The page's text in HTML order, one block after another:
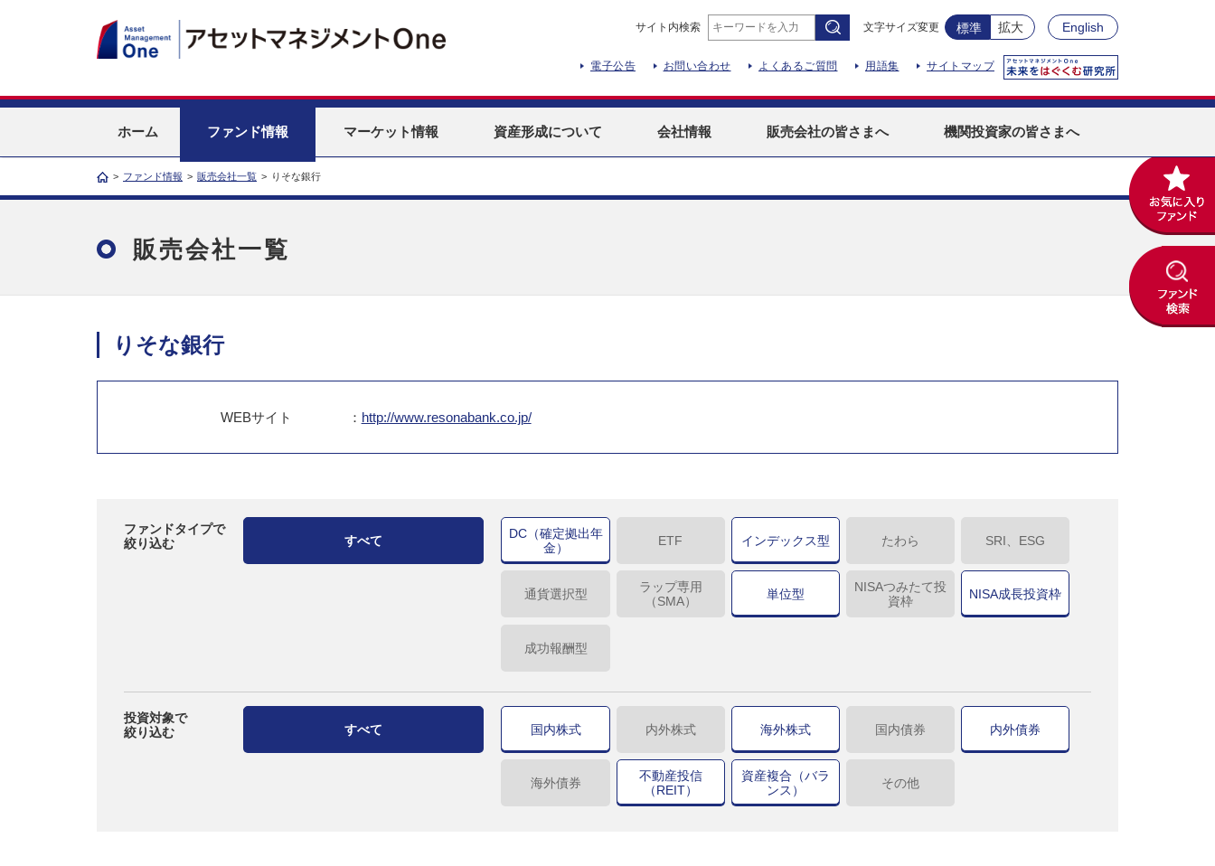
サイト内検索 文字サイズ変更 標準 拡大 English
電子公告 お問い合わせ よくあるご質問 用語集 サイトマップ
ホーム ファンド情報 マーケット情報 資産形成について 会社情報 販売会社の皆さまへ 機関投資家の皆さまへ
> ファンド情報 > 販売会社一覧 > りそな銀行
販売会社一覧
りそな銀行
WEBサイト ： http://www.resonabank.co.jp/
ファンドタイプで
絞り込む
すべて
DC（確定拠出年
金）
ETF インデックス型 たわら SRI、ESG
通貨選択型
ラップ専用
（SMA）
単位型
NISAつみたて投
資枠
NISA成長投資枠
成功報酬型
投資対象で
絞り込む
すべて 国内株式 内外株式 海外株式 国内債券 内外債券
海外債券
不動産投信
（REIT）
資産複合（バラ
ンス）
その他